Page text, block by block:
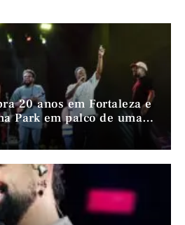
20 anos em Fortaleza e
Park em palco de uma
gerações